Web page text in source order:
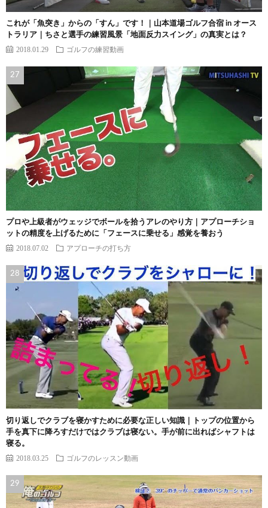
これが「魚突き」からの「すん」です！｜山本道場ゴルフ合宿 in オース
トラリア｜ちさと選手の練習風景「地面反力スイング」の真実とは？
2018.01.29 ゴルフの練習動画
プロや上級者がウェッジでボールを拾うアレのやり方｜アプローチショ
ットの精度を上げるために「フェースに乗せる」感覚を養おう
2018.07.02 アプローチの打ち方
切り返しでクラブを寝かすために必要な正しい知識｜トップの位置から
手を真下に降ろすだけではクラブは寝ない。手が前に出ればシャフトは
寝る。
2018.03.25 ゴルフのレッスン動画